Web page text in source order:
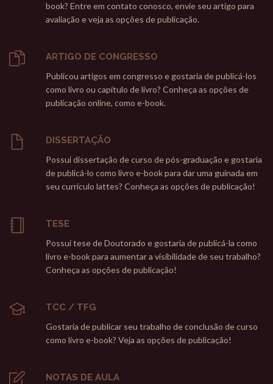
book? Entre em contato conosco, envie seu artigo para
avaliação e veja as opções de publicação.
ARTIGO DE CONGRESSO
Publicou artigos em congresso e gostaria de publicá-los
como livro ou capítulo de livro? Conheça as opções de
publicação online, como e-book.
DISSERTAÇÃO
Possui dissertação de curso de pós-graduação e gostaria
de publicá-lo como livro e-book para dar uma guinada em
seu currículo lattes? Conheça as opções de publicação!
TESE
Possui tese de Doutorado e gostaria de publicá-la como
livro e-book para aumentar a visibilidade de seu trabalho?
Conheça as opções de publicação!
TCC / TFG
Gostaria de publicar seu trabalho de conclusão de curso
como livro e-book? Veja as opções de publicação!
NOTAS DE AULA